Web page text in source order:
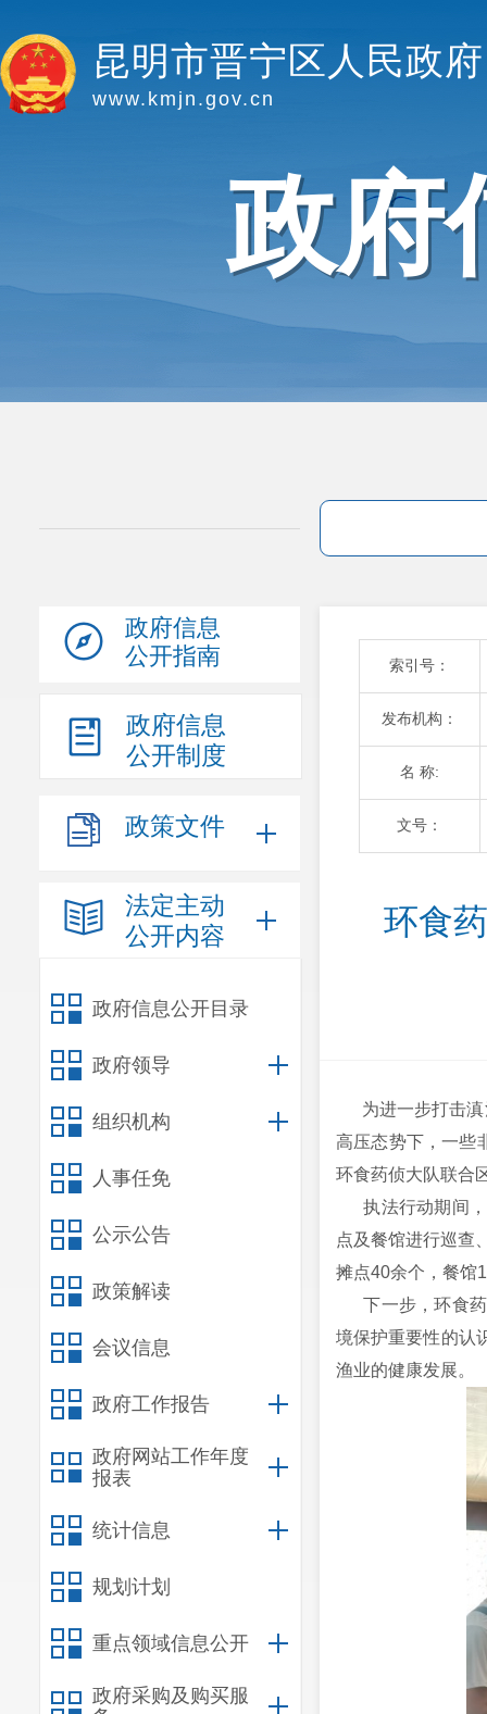
昆明市晋宁区人民政府
www.kmjn.gov.cn
政府
政府信息
公开指南
政府信息
公开制度
政策文件
法定主动
公开内容
政府信息公开目录
政府领导
组织机构
人事任免
公示公告
政策解读
会议信息
政府工作报告
政府网站工作年度
报表
统计信息
规划计划
重点领域信息公开
政府采购及购买服
索引号：
发布机构：
名 称:
文号：
为进一步打击
高压态势下，一些
环食药侦大队联合
执法行动期间，
点及餐馆进行巡查
摊点40余个，餐馆
下一步，环食药
境保护重要性的认
渔业的健康发展。